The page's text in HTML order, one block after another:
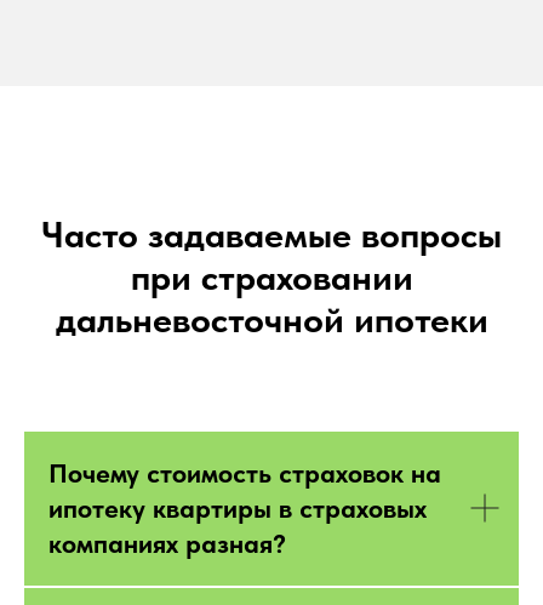
Часто задаваемые вопросы
при страховании
дальневосточной ипотеки
Почему стоимость страховок на
ипотеку квартиры в страховых
компаниях разная?